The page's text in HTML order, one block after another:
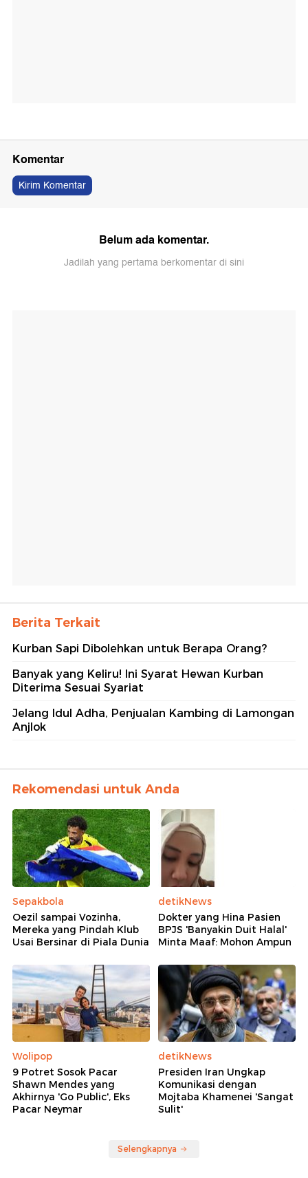
Komentar
Kirim Komentar
Belum ada komentar.
Jadilah yang pertama berkomentar di sini
Berita Terkait
Kurban Sapi Dibolehkan untuk Berapa Orang?
Banyak yang Keliru! Ini Syarat Hewan Kurban
Diterima Sesuai Syariat
Jelang Idul Adha, Penjualan Kambing di Lamongan
Anjlok
Rekomendasi untuk Anda
Sepakbola
Oezil sampai Vozinha,
Mereka yang Pindah Klub
Usai Bersinar di Piala Dunia
detikNews
Dokter yang Hina Pasien
BPJS 'Banyakin Duit Halal'
Minta Maaf: Mohon Ampun
Wolipop
9 Potret Sosok Pacar
Shawn Mendes yang
Akhirnya 'Go Public', Eks
Pacar Neymar
detikNews
Presiden Iran Ungkap
Komunikasi dengan
Mojtaba Khamenei 'Sangat
Sulit'
Selengkapnya